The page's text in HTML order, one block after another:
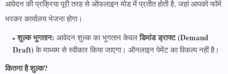
आवेदन की प्रक्रिया पूरी तरह से ऑफलाइन मोड में प्रतीत होती है, जहां आपको फॉर्म
भरकर कार्यालय भेजना होगा।
शुल्क भुगतान: आवेदन शुल्क का भुगतान केवलडिमांड ड्राफ्ट (Demand
Draft)के माध्यम से स्वीकार किया जाएगा। ऑनलाइन पेमेंट का विकल्प नहीं है।
कितना है शुल्क?